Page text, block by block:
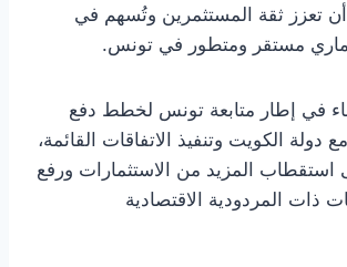
تعزز ثقة المستثمرين وتُسهم في
مستقر ومتطور في تونس.
في إطار متابعة تونس لخطط دفع
مع دولة الكويت وتنفيذ الاتفاقات القائمة،
استقطاب المزيد من الاستثمارات ورفع
ذات المردودية الاقتصادية